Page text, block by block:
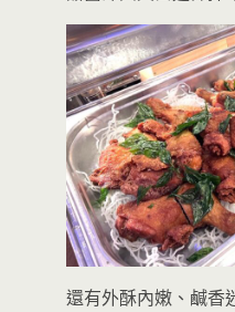
還有外酥內嫩、鹹香